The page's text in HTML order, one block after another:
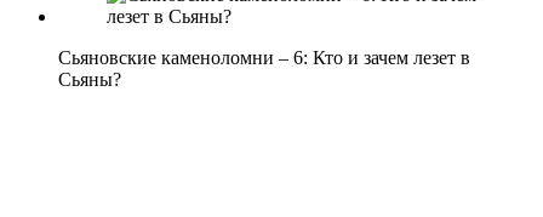
Сьяновские каменоломни – 6: Кто и зачем лезет в
Сьяны?